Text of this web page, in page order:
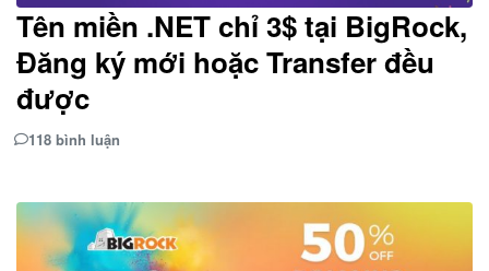
Tên miền .NET chỉ 3$ tại BigRock,
Đăng ký mới hoặc Transfer đều
được
118 bình luận